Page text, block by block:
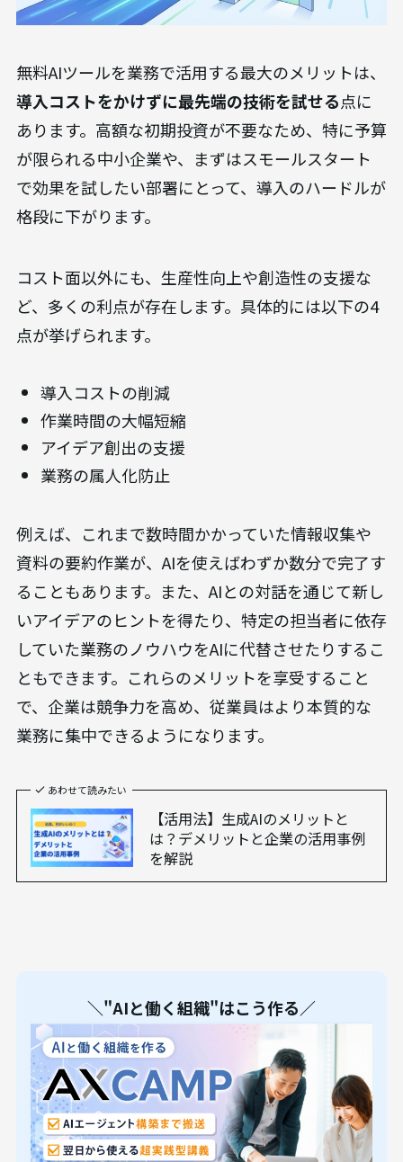
無料AIツールを業務で活用する最大のメリットは、
導入コストをかけずに最先端の技術を試せる点に
あります。高額な初期投資が不要なため、特に予算
が限られる中小企業や、まずはスモールスタート
で効果を試したい部署にとって、導入のハードルが
格段に下がります。
コスト面以外にも、生産性向上や創造性の支援な
ど、多くの利点が存在します。具体的には以下の4
点が挙げられます。
導入コストの削減
作業時間の大幅短縮
アイデア創出の支援
業務の属人化防止
例えば、これまで数時間かかっていた情報収集や
資料の要約作業が、AIを使えばわずか数分で完了す
ることもあります。また、AIとの対話を通じて新し
いアイデアのヒントを得たり、特定の担当者に依存
していた業務のノウハウをAIに代替させたりするこ
ともできます。これらのメリットを享受すること
で、企業は競争力を高め、従業員はより本質的な
業務に集中できるようになります。
あわせて読みたい
【活用法】生成AIのメリットと
は？デメリットと企業の活用事例
を解説
＼"AIと働く組織"はこう作る／